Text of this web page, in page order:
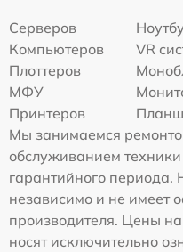
Серверов
Компьютеров
VR
Плоттеров
МФУ
Принтеров
Мы занимаемся
обслуживанием
гарантийного периода.
независимо и не имеет
производителя. Цены
носят исключительно